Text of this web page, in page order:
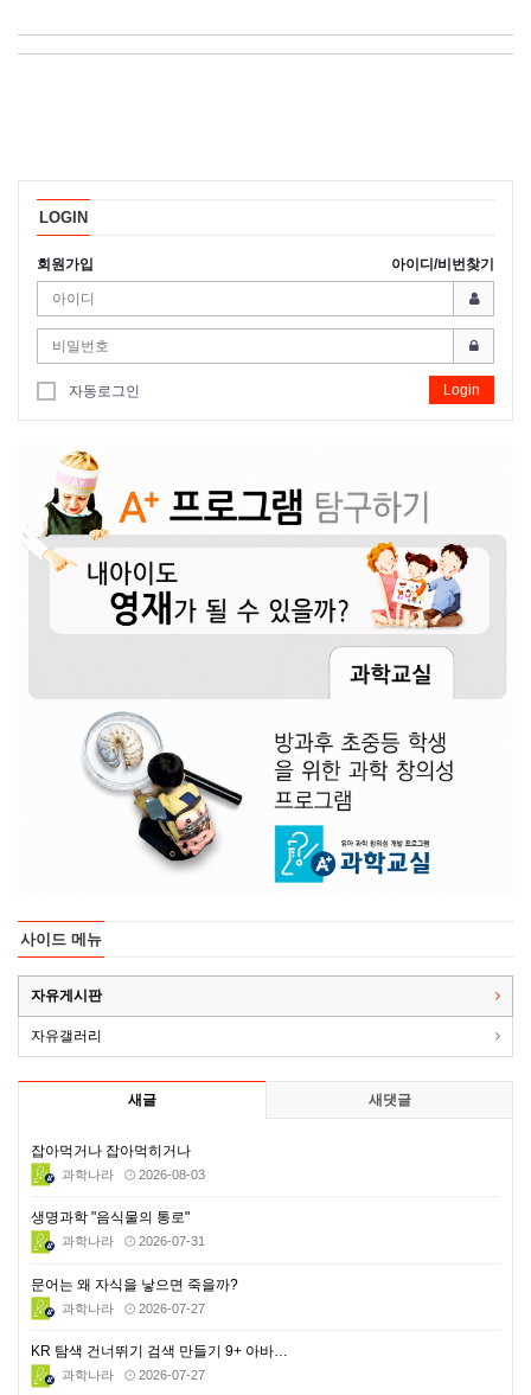
LOGIN
회원가입 아이디/비번찾기
자동로그인 Login
사이드 메뉴
자유게시판
자유갤러리
새글 새댓글
잡아먹거나 잡아먹히거나
과학나라 2026-08-03
생명과학 "음식물의 통로"
과학나라 2026-07-31
문어는 왜 자식을 낳으면 죽을까?
과학나라 2026-07-27
KR 탐색 건너뛰기 검색 만들기 9+ 아바…
과학나라 2026-07-27